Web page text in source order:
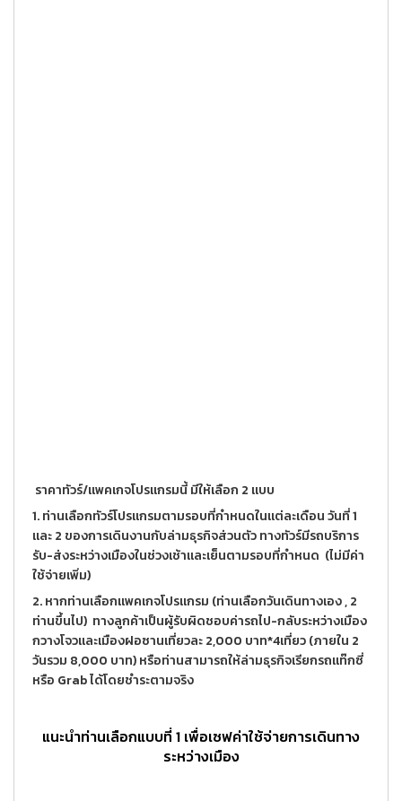
ราคาทัวร์/แพคเกจโปรแกรมนี้ มีให้เลือก 2 แบบ
1. ท่านเลือกทัวร์โปรแกรมตามรอบที่กำหนดในแต่ละเดือน วันที่ 1
และ 2 ของการเดินงานกับล่ามธุรกิจส่วนตัวทางทัวร์มีรถบริการ
รับ-ส่งระหว่างเมืองในช่วงเช้าและเย็นตามรอบที่กำหนด (ไม่มีค่า
ใช้จ่ายเพิ่ม)
2. หากท่านเลือกแพคเกจโปรแกรม (ท่านเลือกวันเดินทางเอง , 2
ท่านขึ้นไป) ทางลูกค้าเป็นผู้รับผิดชอบค่ารถไป-กลับระหว่างเมือง
กวางโจวและเมืองฝอซานเที่ยวละ 2,000 บาท*4เที่ยว (ภายใน 2
วันรวม 8,000 บาท) หรือท่านสามารถให้ล่ามธุรกิจเรียกรถแท๊กซี่
หรือ Grab ได้โดยชำระตามจริง
แนะนำท่านเลือกแบบที่ 1 เพื่อเซฟค่าใช้จ่ายการเดินทาง
ระหว่างเมือง